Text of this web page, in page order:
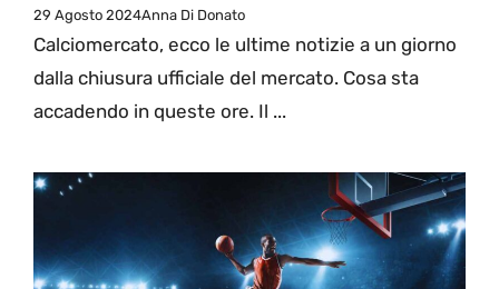
29 Agosto 2024Anna Di Donato
Calciomercato, ecco le ultime notizie a un giorno
dalla chiusura ufficiale del mercato. Cosa sta
accadendo in queste ore. Il ...